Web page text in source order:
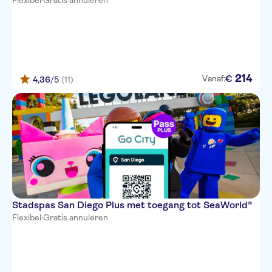
4,36/5 (11) Vanaf:€ 214
Stadspas San Diego Plus met toegang tot SeaWorld®
Flexibel·Gratis annuleren